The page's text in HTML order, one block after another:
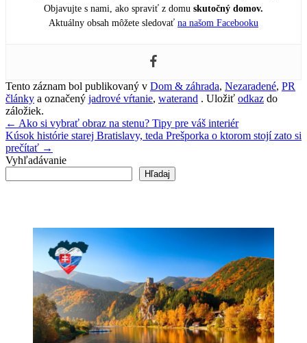
Objavujte s nami, ako spraviť z domu skutočný domov.
Aktuálny obsah môžete sledovať na našom Facebooku
Tento záznam bol publikovaný v Dom & záhrada, Nezaradené, PR
články a označený jadrové vŕtanie, waterand . Uložiť odkaz do
záložiek.
Navigácia
v
článku
← Ako si vybrať obraz na stenu? Tipy pre váš interiér
Kúsok histórie starej Bratislavy, teda Prešporka o ktorom stojí zato si
prečítať →
Vyhľadávanie
Hľadaj